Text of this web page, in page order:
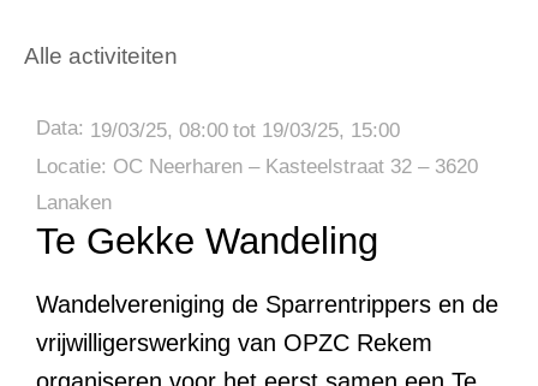
Alle activiteiten
Data: 19/03/25, 08:00 tot 19/03/25, 15:00
Locatie: OC Neerharen – Kasteelstraat 32 – 3620
Lanaken
Te Gekke Wandeling
Wandelvereniging de Sparrentrippers en de
vrijwilligerswerking van OPZC Rekem
organiseren voor het eerst samen een Te